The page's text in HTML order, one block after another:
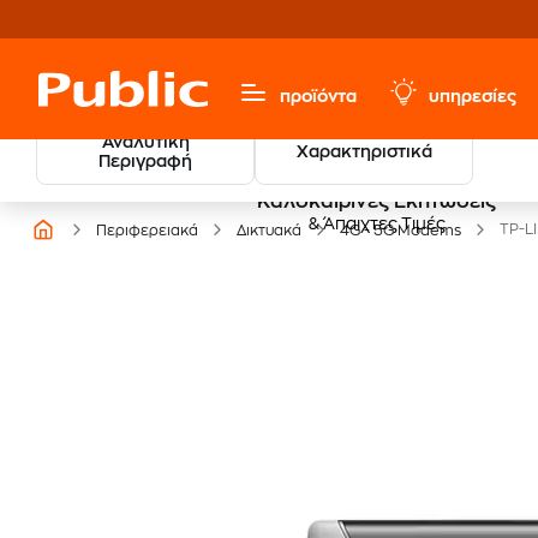
προϊόντα υπηρεσίες
Αναλυτική
Περιγραφή
Χαρακτηριστικά
Καλοκαιρινές Εκπτώσεις
& Άπαιχτες Τιμές
Περιφερειακά Δικτυακά 4G - 5G Modems TP-